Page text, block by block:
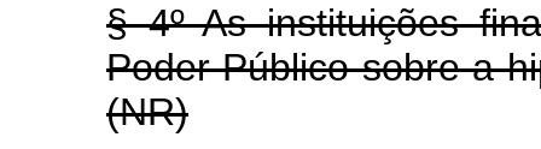
§ 4º As instituições
Poder Público sobre a
(NR)